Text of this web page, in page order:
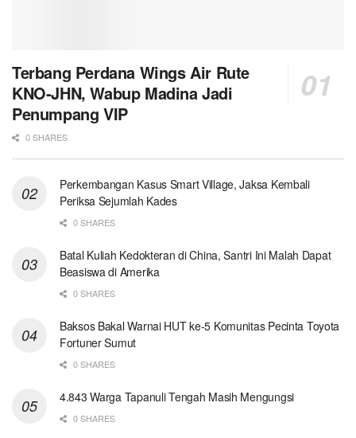
Terbang Perdana Wings Air Rute
KNO-JHN, Wabup Madina Jadi
Penumpang VIP
0 SHARES
Perkembangan Kasus Smart Village, Jaksa Kembali
Periksa Sejumlah Kades
0 SHARES
Batal Kuliah Kedokteran di China, Santri Ini Malah Dapat
Beasiswa di Amerika
0 SHARES
Baksos Bakal Warnai HUT ke-5 Komunitas Pecinta Toyota
Fortuner Sumut
0 SHARES
4.843 Warga Tapanuli Tengah Masih Mengungsi
0 SHARES